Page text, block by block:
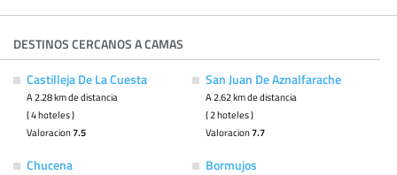
DESTINOS CERCANOS A CAMAS
Castilleja De La Cuesta
A 2.28 km de distancia
( 4 hoteles )
Valoracion7.5
San Juan De Aznalfarache
A 2.62 km de distancia
( 2 hoteles )
Valoracion7.7
Chucena Bormujos